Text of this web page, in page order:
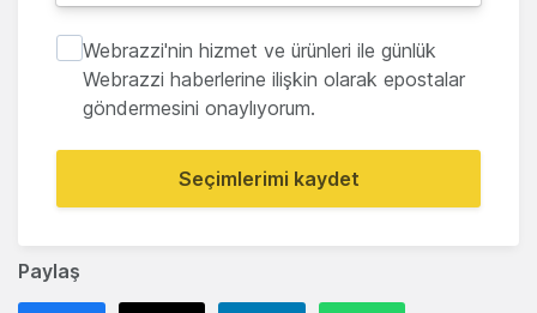
Paylaş
Webrazzi'nin hizmet ve ürünleri ile günlük
Webrazzi haberlerine ilişkin olarak epostalar
göndermesini onaylıyorum.
Seçimlerimi kaydet